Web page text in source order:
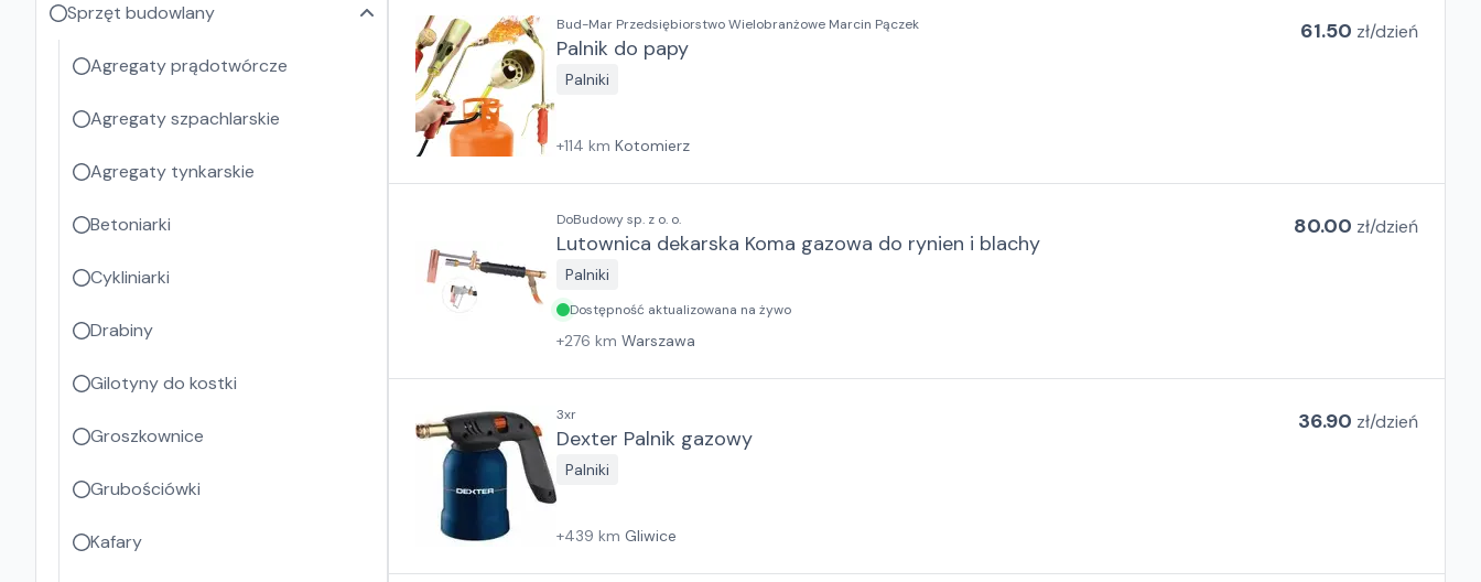
Bud-Mar Przedsiębiorstwo Wielobranżowe Marcin Pączek
Palnik do papy
Palniki
61.50 zł/dzień
+114 km Kotomierz
DoBudowy sp. z o. o.
Lutownica dekarska Koma gazowa do rynien i blachy
Palniki
80.00 zł/dzień
Dostępność aktualizowana na żywo
+276 km Warszawa
3xr
Dexter Palnik gazowy
Palniki
36.90 zł/dzień
+439 km Gliwice
Sprzęt budowlany
Agregaty prądotwórcze
Agregaty szpachlarskie
Agregaty tynkarskie
Betoniarki
Cykliniarki
Drabiny
Gilotyny do kostki
Groszkownice
Grubościówki
Kafary